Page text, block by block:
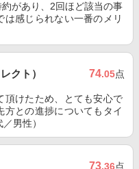
があり、2回ほど該当の事
感じられない一番のメリ
クト） 74.05点
頂けたため、とても安心で
方との進捗についてもタイ
男性）
73.36点